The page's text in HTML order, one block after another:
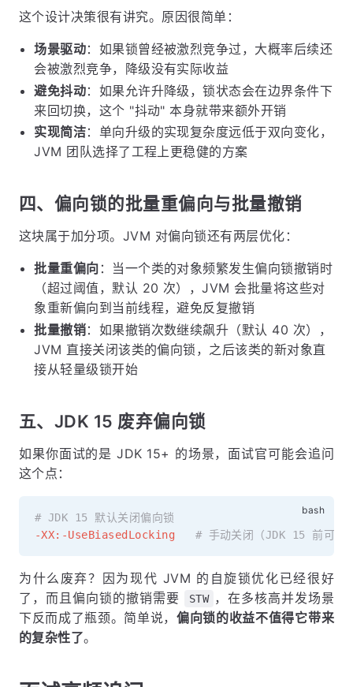
这个设计决策很有讲究。原因很简单：
场景驱动：如果锁曾经被激烈竞争过，大概率后续还
会被激烈竞争，降级没有实际收益
避免抖动：如果允许升降级，锁状态会在边界条件下
来回切换，这个 "抖动" 本身就带来额外开销
实现简洁：单向升级的实现复杂度远低于双向变化，
JVM 团队选择了工程上更稳健的方案
四、偏向锁的批量重偏向与批量撤销
这块属于加分项。JVM 对偏向锁还有两层优化：
批量重偏向 ：当一个类的对象频繁发生偏向锁撤销时
（超过阈值，默认 20 次），JVM 会批量将这些对
象重新偏向到当前线程，避免反复撤销
批量撤销：如果撤销次数继续飙升（默认 40 次），
JVM 直接关闭该类的偏向锁，之后该类的新对象直
接从轻量级锁开始
五、JDK 15 废弃偏向锁
如果你面试的是 JDK 15+ 的场景，面试官可能会追问
这个点：
# JDK 15 默认关闭偏向锁
-XX:-UseBiasedLocking
# 手动关闭（JDK 15 前可用
为什么废弃？因为现代 JVM 的自旋锁优化已经很好
了，而且偏向锁的撤销需要
STW ，在多核高并发场景
下反而成了瓶颈。简单说，偏向锁的收益不值得它带来
的复杂性了。